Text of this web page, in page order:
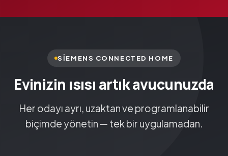
SIEMENS CONNECTED HOME
Evinizin ısısı artık avucunuzda
Her odayı ayrı, uzaktan ve programlanabilir
biçimde yönetin — tek bir uygulamadan.